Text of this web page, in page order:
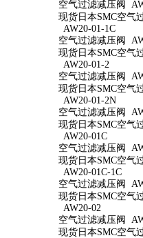
空气过滤减压阀
现货日本SMC空气
AW20-01-1C
空气过滤减压阀
现货日本SMC空气
AW20-01-2
空气过滤减压阀
现货日本SMC空气
AW20-01-2N
空气过滤减压阀
现货日本SMC空气
AW20-01C
空气过滤减压阀
现货日本SMC空气
AW20-01C-1C
空气过滤减压阀
现货日本SMC空气
AW20-02
空气过滤减压阀
现货日本SMC空气